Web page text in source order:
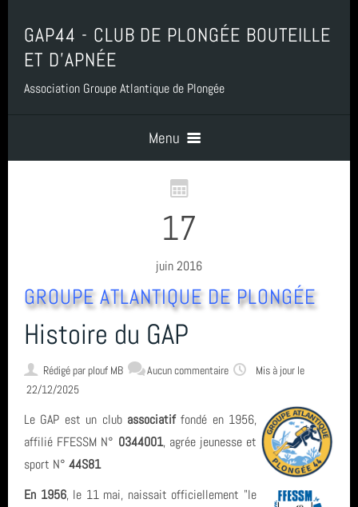
GAP44 - CLUB DE PLONGÉE BOUTEILLE
ET D'APNÉE
Association Groupe Atlantique de Plongée
Menu
Accueil
Contact
Boutique, Baptême, Billetterie et Adhésion
Nous situer
Statuts, règlement intérieur, charte formation, ... ⚓
17
juin 2016
GROUPE ATLANTIQUE DE PLONGÉE
Histoire du GAP
Rédigé parplouf MB Aucun commentaire
Mis à jour le
22/12/2025
Le GAP est un club associatiffondé en 1956,
affilié FFESSM N° 0344001, agrée jeunesse et
sport N° 44S81
En 1956, le 11 mai, naissait officiellement "le